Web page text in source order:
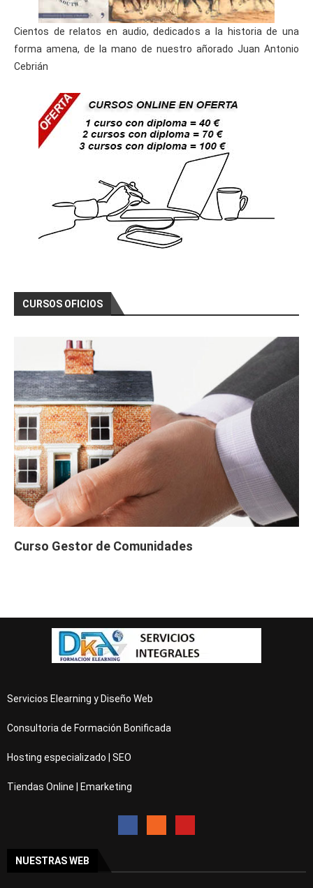
Cientos de relatos en audio, dedicados a la historia de una
forma amena, de la mano de nuestro añorado Juan Antonio
Cebrián
CURSOS OFICIOS
Curso Gestor de Comunidades
Servicios Elearning y Diseño Web
Consultoria de Formación Bonificada
Hosting especializado | SEO
Tiendas Online | Emarketing
NUESTRAS WEB